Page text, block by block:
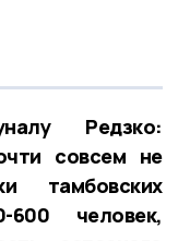
Редзко:
совсем не
тамбовских
человек,